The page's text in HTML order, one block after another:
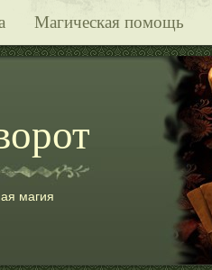
Магическая помощь
магия